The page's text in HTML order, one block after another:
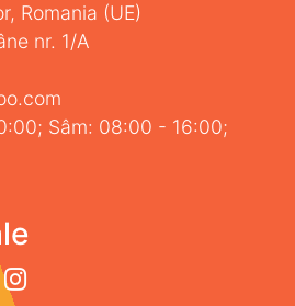
Romania (UE)
nr. 1/A
Sâm: 08:00 - 16:00;